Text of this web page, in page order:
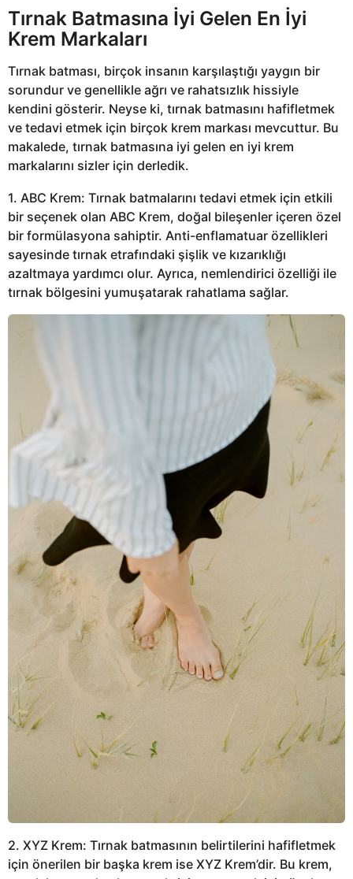
Tırnak Batmasına İyi Gelen En İyi
Krem Markaları
Tırnak batması, birçok insanın karşılaştığı yaygın bir
sorundur ve genellikle ağrı ve rahatsızlık hissiyle
kendini gösterir. Neyse ki, tırnak batmasını hafifletmek
ve tedavi etmek için birçok krem markası mevcuttur. Bu
makalede, tırnak batmasına iyi gelen en iyi krem
markalarını sizler için derledik.
1. ABC Krem: Tırnak batmalarını tedavi etmek için etkili
bir seçenek olan ABC Krem, doğal bileşenler içeren özel
bir formülasyona sahiptir. Anti-enflamatuar özellikleri
sayesinde tırnak etrafındaki şişlik ve kızarıklığı
azaltmaya yardımcı olur. Ayrıca, nemlendirici özelliği ile
tırnak bölgesini yumuşatarak rahatlama sağlar.
2. XYZ Krem: Tırnak batmasının belirtilerini hafifletmek
için önerilen bir başka krem ise XYZ Krem’dir. Bu krem,